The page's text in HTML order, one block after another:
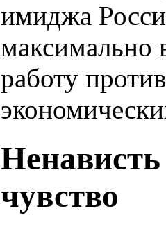
имиджа
максимально
работу
чувство